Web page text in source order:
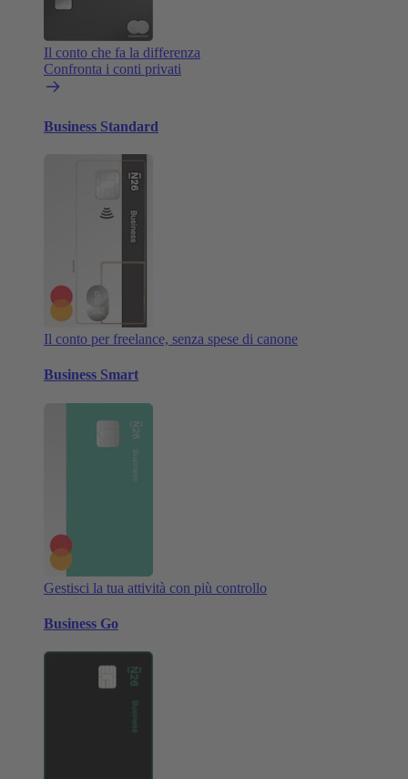
Il conto che fa la differenza
Confronta i conti privati
Business Standard
Il conto per freelance, senza spese di canone
Business Smart
Gestisci la tua attività con più controllo
Business Go